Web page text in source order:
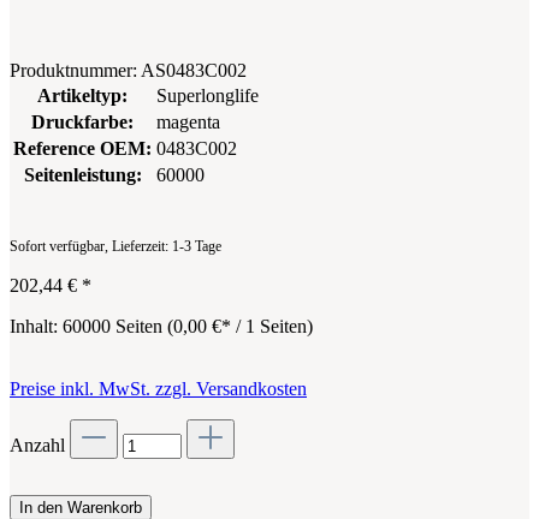
Produktnummer: AS0483C002
Artikeltyp:
Superlonglife
Druckfarbe:
magenta
Reference OEM: 0483C002
Seitenleistung:
60000
Sofort verfügbar, Lieferzeit: 1-3 Tage
202,44 € *
Inhalt: 60000 Seiten (0,00 €* / 1 Seiten)
Preise inkl. MwSt. zzgl. Versandkosten
Anzahl
In den Warenkorb